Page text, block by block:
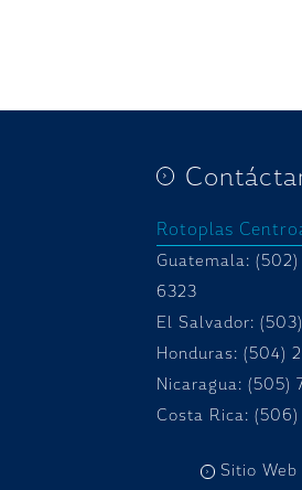
Rotoplas
Guatemala:
6323
El Salvador:
Honduras: (504)
Nicaragua: (505)
Costa Rica:
Sitio